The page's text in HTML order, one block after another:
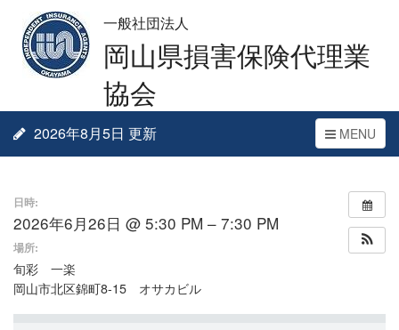
一般社団法人
岡山県損害保険代理業
協会
Toggle
navigation
MENU
2026年8月5日 更新
日時:
2026年6月26日 @ 5:30 PM – 7:30 PM
場所:
旬彩 一楽
岡山市北区錦町8-15 オサカビル